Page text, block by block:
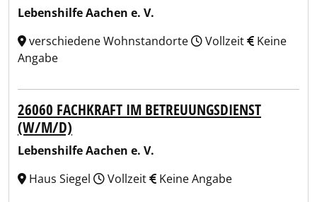
Lebenshilfe Aachen e. V.
verschiedene Wohnstandorte
Vollzeit
Keine
Angabe
26060 FACHKRAFT IM BETREUUNGSDIENST
(W/M/D)
Lebenshilfe Aachen e. V.
Haus Siegel
Vollzeit Keine Angabe